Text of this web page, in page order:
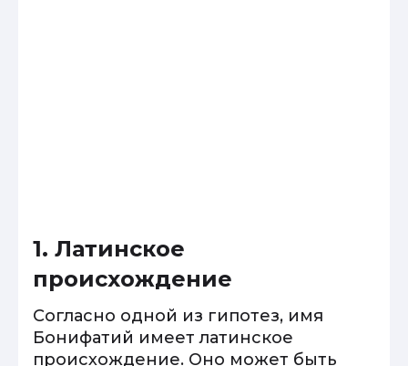
1. Латинское
происхождение
Согласно одной из гипотез, имя
Бонифатий имеет латинское
происхождение. Оно может быть